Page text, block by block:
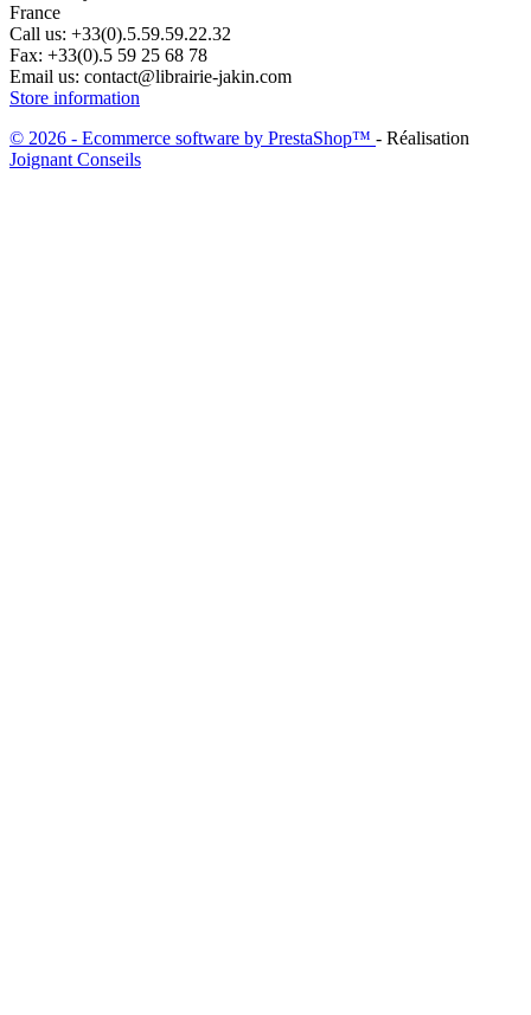
France
Call us: +33(0).5.59.59.22.32
Fax: +33(0).5 59 25 68 78
Email us: contact@librairie-jakin.com
Store information
© 2026 - Ecommerce software by PrestaShop™ - Réalisation
Joignant Conseils